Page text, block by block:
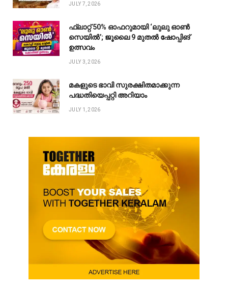
JULY 7, 2026
ഫ്ലാറ്റ് 50% ഓഫറുമായി ‘ലുലു ഓൺ
സെയിൽ’; ജൂലൈ 9 മുതൽ ഷോപ്പിങ്
ഉത്സവം
JULY 3, 2026
മകളുടെ ഭാവി സുരക്ഷിതമാക്കുന്ന
പദ്ധതിയെപ്പറ്റി അറിയാം
JULY 1, 2026